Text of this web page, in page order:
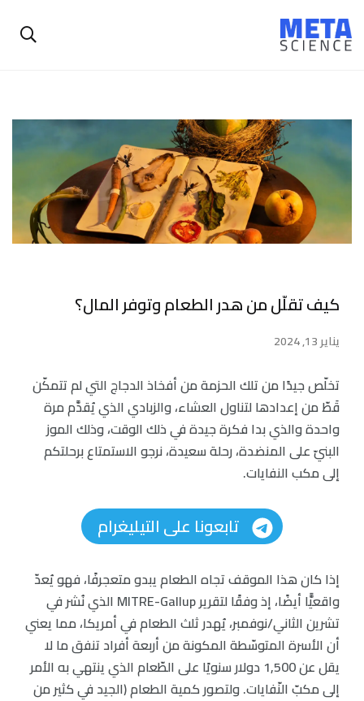
كيف تقلّل من هدر الطعام وتوفر المال؟
يناير 13, 2024
تخلّص جيدًا من تلك الحزمة من أفخاذ الدجاج التي لم تتمكّن
قَطّ من إعدادها لتناول العشاء، والزبادي الذي يُقدَّم مرة
واحدة والذي بدا فكرة جيدة في ذلك الوقت، وذلك الموز
البنيّ على المنضدة، رحلة سعيدة، نرجو الاستمتاع برحلتكم
إلى مكب النفايات.
تابعونا على التيليغرام
إذا كان هذا الموقف تجاه الطعام يبدو متعجرفًا، فهو يُعدّ
واقعيًّا أيضًا، إذ وفقًا لتقرير MITRE-Gallup الذي نُشر في
تشرين الثاني/نوفمبر، يُهدر ثلث الطعام في أمريكا، مما يعني
أن الأسرة المتوسّطة المكونة من أربعة أفراد تنفق ما لا
يقل عن 1,500 دولار سنويًا على الطّعام الذي ينتهي به الأمر
إلى مكبّ النّفايات. ولتصور كمية الطعام (الجيد في كثير من